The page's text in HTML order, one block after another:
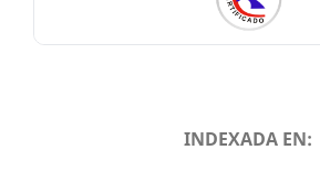
INDEXADA EN: